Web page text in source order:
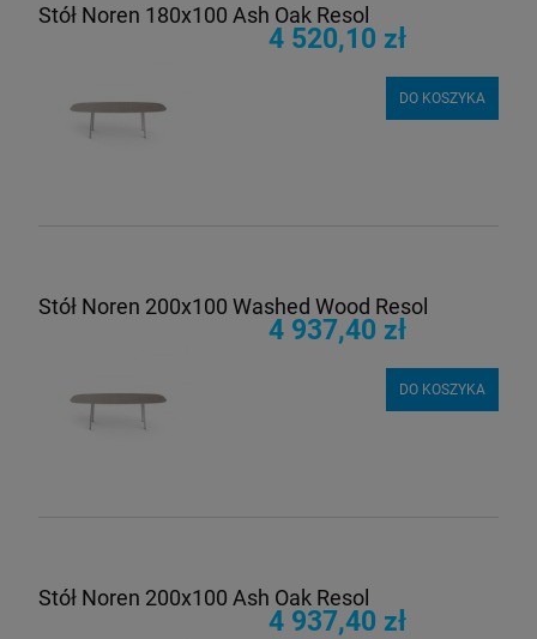
Stół Noren 180x100 Ash Oak Resol
4 520,10 zł
DO KOSZYKA
Stół Noren 200x100 Washed Wood Resol
4 937,40 zł
DO KOSZYKA
Stół Noren 200x100 Ash Oak Resol
4 937,40 zł